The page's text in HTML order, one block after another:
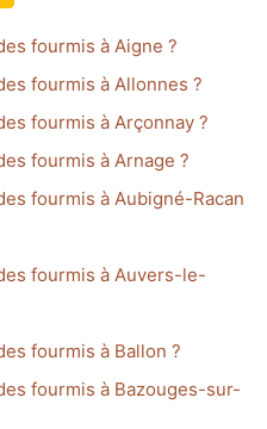
fourmis à Aigne ?
fourmis à Allonnes ?
fourmis à Arçonnay ?
fourmis à Arnage ?
fourmis à Aubigné-Racan
fourmis à Auvers-le-
fourmis à Ballon ?
fourmis à Bazouges-sur-